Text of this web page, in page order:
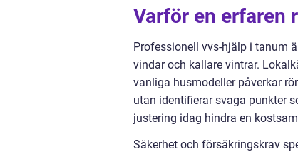
Varför en erfaren
Professionell vvs-hjälp i tanum
vindar och kallare vintrar.
vanliga husmodeller påverkar
utan identifierar svaga punkter
justering idag hindra en
Säkerhet och försäkringskrav